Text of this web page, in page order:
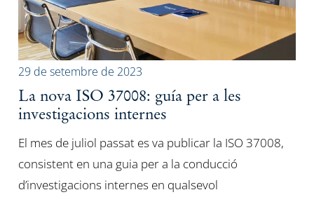
29 de setembre de 2023
La nova ISO 37008: guía per a les
investigacions internes
El mes de juliol passat es va publicar la ISO 37008,
consistent en una guia per a la conducció
d’investigacions internes en qualsevol